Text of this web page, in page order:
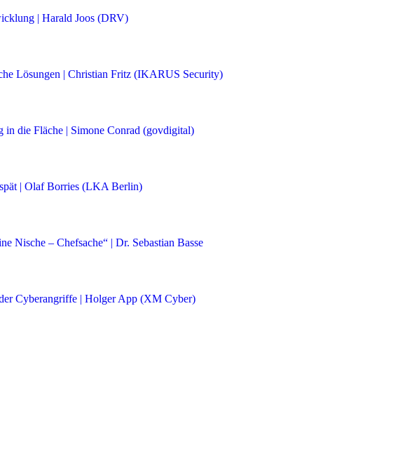
| Harald Joos (DRV)
Lösungen | Christian Fritz (IKARUS Security)
in die Fläche | Simone Conrad (govdigital)
| Olaf Borries (LKA Berlin)
Nische – Chefsache“ | Dr. Sebastian Basse
Cyberangriffe | Holger App (XM Cyber)